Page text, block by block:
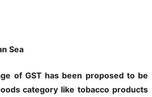
Sea
of GST has been proposed to be
category like tobacco products